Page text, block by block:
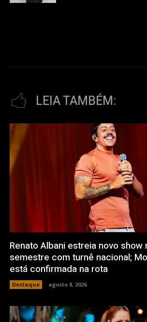
LEIA TAMBÉM:
Renato Albani estreia novo show
semestre com turnê nacional;
está confirmada na rota
Destaque agosto 8, 2026